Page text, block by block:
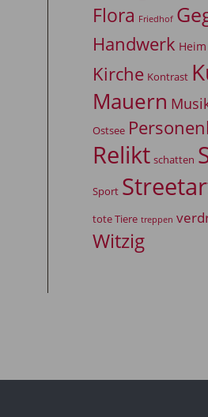
Flora Friedhof
Handwerk Heim
Kirche Kontrast
Mauern
Ostsee
Relikt schatten
Sport
tote Tiere treppen
Witzig